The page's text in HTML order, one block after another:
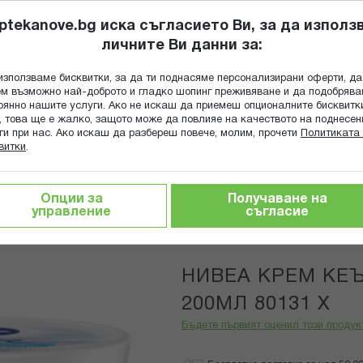
Търсене
ПОПИТАЙ
ГРИЖА ЗА МАЙКАТА И ДЕТЕТО ХРАНИТЕЛНИ ДОБАВКИ
КЕЪР ПОДХРАНВАЩ 200МЛ 80131 Х
Nivea
НИВЕА КРЕМ
200МЛ 80131 Х
Бъдете първият оценил този
иска съгласието Ви, за да
личните Ви данни за:
бисквитки, за да ти поднасяме персонализирани оферти, да
възможно най-доброто и гладко шопинг преживяване и да
нашите услуги. Ако не искаш да приемеш опционалните
това ще е жалко, защото може да повлияе на качеството на
при нас. Ако искаш да разбереш повече, молим, прочети
Политиката
.
Опции за
управление
Получаване на
съгласие